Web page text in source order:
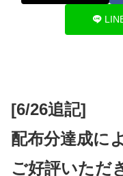
[6/26追記]
配布分達成に
ご好評いただ